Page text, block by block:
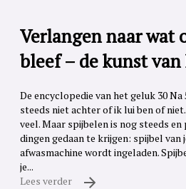
Verlangen naar wat
bleef – de kunst
De encyclopedie van het geluk 30 Na
steeds niet achter of ik lui ben of
veel. Maar spijbelen is nog steeds
dingen gedaan te krijgen: spijbel van
afwasmachine wordt ingeladen.
je...
Lees verder